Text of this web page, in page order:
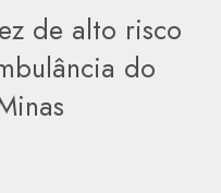
de alto risco
do